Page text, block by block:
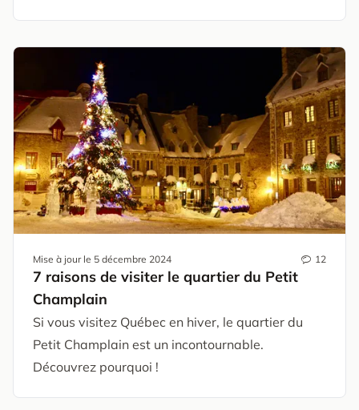
Mise à jour le 5 décembre 2024 12
7 raisons de visiter le quartier du Petit
Champlain
Si vous visitez Québec en hiver, le quartier du
Petit Champlain est un incontournable.
Découvrez pourquoi !